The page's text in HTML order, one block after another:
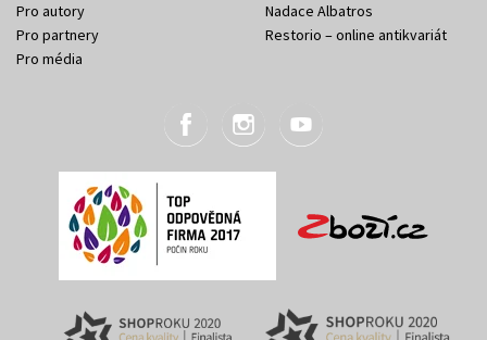
Pro autory
Pro partnery
Pro média
Nadace Albatros
Restorio – online antikvariát